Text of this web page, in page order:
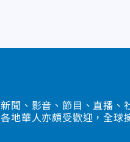
新聞、影音、節目、直播、
各地華人亦頗受歡迎，全球